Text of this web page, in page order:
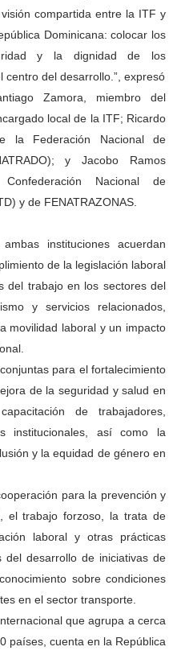
compartida entre la ITF y
Dominicana: colocar los
y la dignidad de los
del desarrollo.”, expresó
Zamora, miembro del
local de la ITF; Ricardo
la Federación Nacional de
y Jacobo Ramos
Nacional de
y de FENATRAZONAS.
instituciones acuerdan
de la legislación laboral
del trabajo en los sectores del
y servicios relacionados,
movilidad laboral y un impacto
para el fortalecimiento
de la seguridad y salud en
de trabajadores,
institucionales, así como la
y la equidad de género en
para la prevención y
el trabajo forzoso, la trata de
laboral y otras prácticas
del desarrollo de iniciativas de
sobre condiciones
en el sector transporte.
que agrupa a cerca
países, cuenta en la República